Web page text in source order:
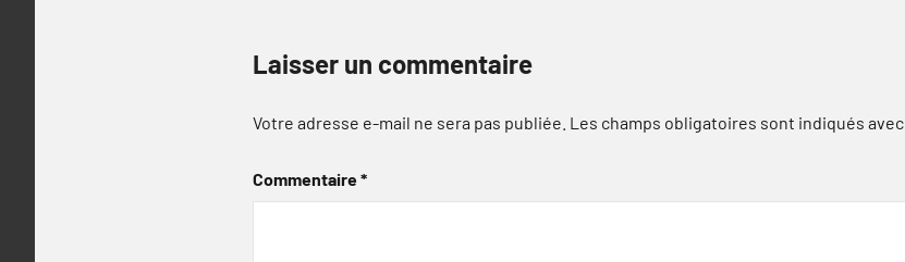
Laisser un commentaire
Votre adresse e-mail ne sera pas publiée. Les champs obligatoires sont indiqués avec
Commentaire*